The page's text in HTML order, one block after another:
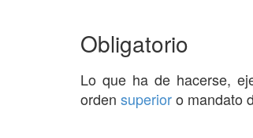
Obligatorio
Lo que ha de hacerse,
orden superioro mandato